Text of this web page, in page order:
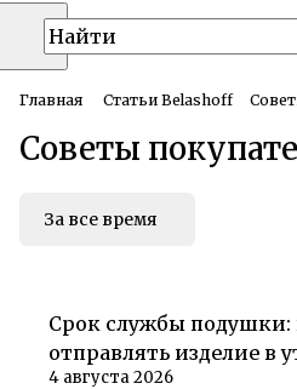
Главная Статьи Belashoff
Советы
За все время
Советы покупателям
4 августа 2026
Срок службы подушки:
отправлять изделие в